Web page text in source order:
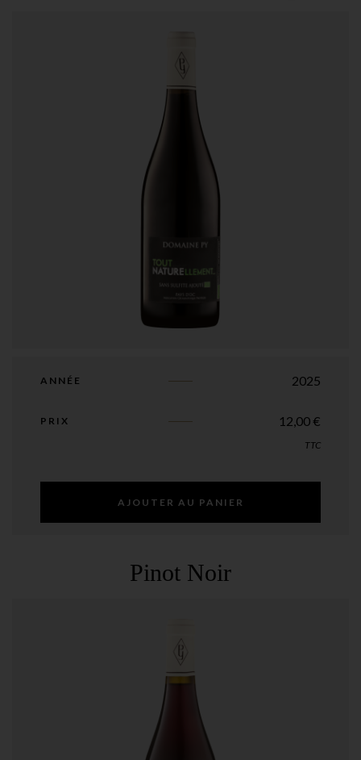
ANNÉE 2025
PRIX 12,00 €
TTC
AJOUTER AU PANIER
Pinot Noir